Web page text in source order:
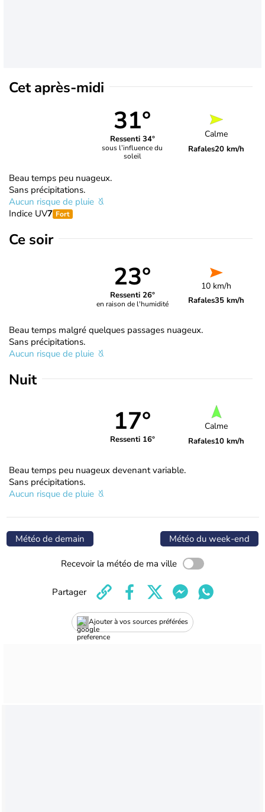
Cet après-midi
31°
Ressenti 34°
sous l’influence du
soleil
Calme
Rafales20 km/h
Beau temps peu nuageux.
Sans précipitations.
Aucun risque de pluie
Indice UV7 Fort
Ce soir
23°
Ressenti 26°
en raison de l'humidité
10 km/h
Rafales35 km/h
Beau temps malgré quelques passages nuageux.
Sans précipitations.
Aucun risque de pluie
Nuit
17°
Ressenti 16°
Calme
Rafales10 km/h
Beau temps peu nuageux devenant variable.
Sans précipitations.
Aucun risque de pluie
Météo de demain Météo du week-end
Recevoir la météo de ma ville
Ajouter à vos sources préférées
Partager